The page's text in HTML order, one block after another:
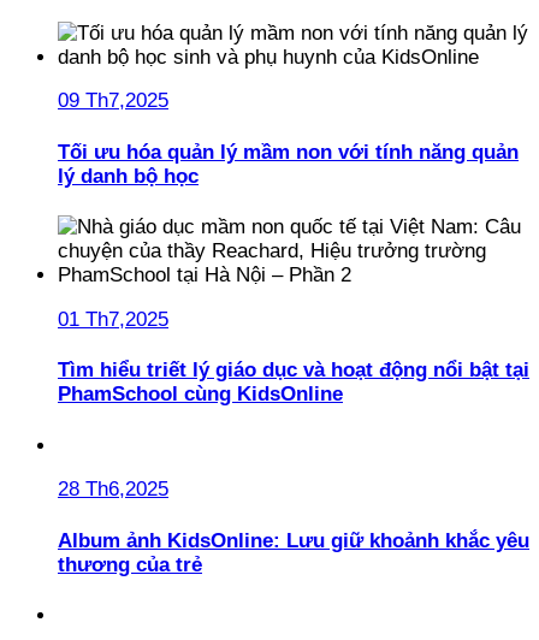
09 Th7,2025
Tối ưu hóa quản lý mầm non với tính năng quản
lý danh bộ học
01 Th7,2025
Tìm hiểu triết lý giáo dục và hoạt động nổi bật tại
PhamSchool cùng KidsOnline
28 Th6,2025
Album ảnh KidsOnline: Lưu giữ khoảnh khắc yêu
thương của trẻ